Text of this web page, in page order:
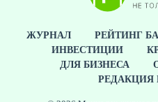
ЖУРНАЛ РЕЙТИНГ
ИНВЕСТИЦИИ
ДЛЯ БИЗНЕСА
РЕДАКЦИЯ